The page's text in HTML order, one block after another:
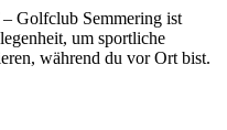
Golfclub Semmering ist
um sportliche
während du vor Ort bist.